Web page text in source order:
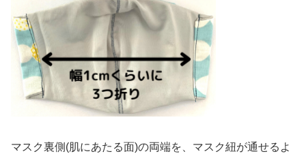
マスク裏側(肌にあたる面)の両端を、マスク紐が通せるよ